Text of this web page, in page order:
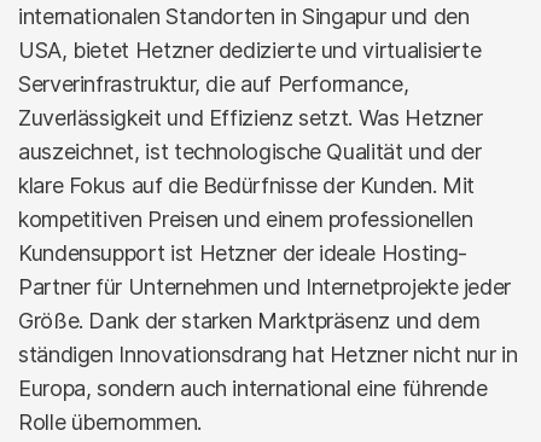
internationalen Standorten in Singapur und den
USA, bietet Hetzner dedizierte und virtualisierte
Serverinfrastruktur, die auf Performance,
Zuverlässigkeit und Effizienz setzt. Was Hetzner
auszeichnet, ist technologische Qualität und der
klare Fokus auf die Bedürfnisse der Kunden. Mit
kompetitiven Preisen und einem professionellen
Kundensupport ist Hetzner der ideale Hosting-
Partner für Unternehmen und Internetprojekte jeder
Größe. Dank der starken Marktpräsenz und dem
ständigen Innovationsdrang hat Hetzner nicht nur in
Europa, sondern auch international eine führende
Rolle übernommen.